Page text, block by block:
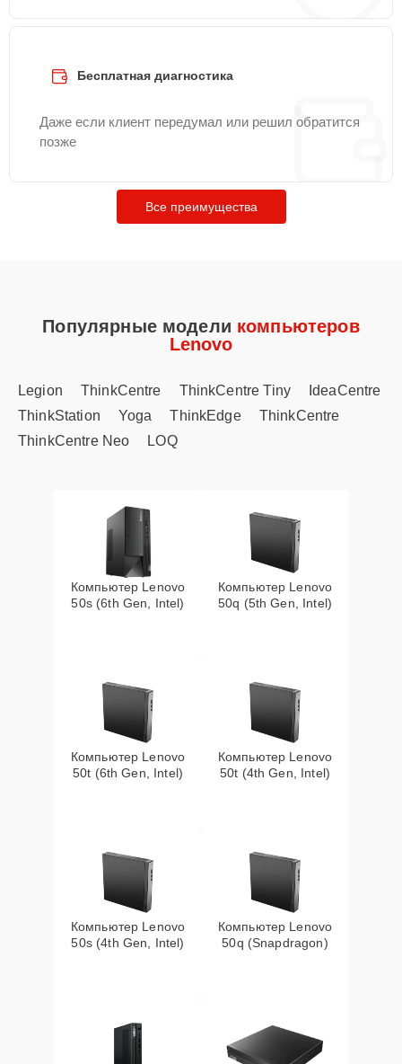
Бесплатная диагностика
Даже если клиент передумал или решил обратится
позже
Все преимущества
Популярные модели компьютеров
Lenovo
Legion ThinkCentre ThinkCentre Tiny
IdeaCentre
ThinkStation
Yoga ThinkEdge
ThinkCentre
ThinkCentre Neo
LOQ
Компьютер Lenovo
50s (6th Gen, Intel)
Компьютер Lenovo
50q (5th Gen, Intel)
Компьютер Lenovo
50t (6th Gen, Intel)
Компьютер Lenovo
50t (4th Gen, Intel)
Компьютер Lenovo
50s (4th Gen, Intel)
Компьютер Lenovo
50q (Snapdragon)